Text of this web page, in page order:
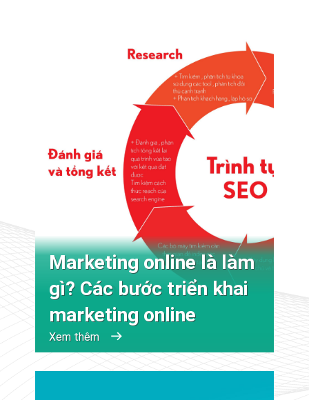
Marketing online là làm
gì? Các bước triển khai
marketing online
Xem thêm